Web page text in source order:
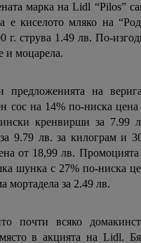
марка на Lidl “Pilos”
е киселото мляко на
г. струва 1.49 лв. По-
и моцарела.
предложенията на
сос на 14% по-ниска цена
кренвирши за 7.99
9.79 лв. за килограм и
от 18,99 лв. Промоцията
шунка с 27% по-ниска
мортадела за 2.49 лв.
почти всяко
в акцията на Lidl.